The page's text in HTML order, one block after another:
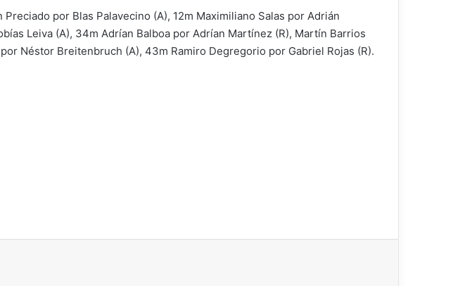
por Blas Palavecino (A), 12m Maximiliano Salas por Adrián
Leiva (A), 34m Adrían Balboa por Adrían Martínez (R), Martín Barrios
Néstor Breitenbruch (A), 43m Ramiro Degregorio por Gabriel Rojas (R).